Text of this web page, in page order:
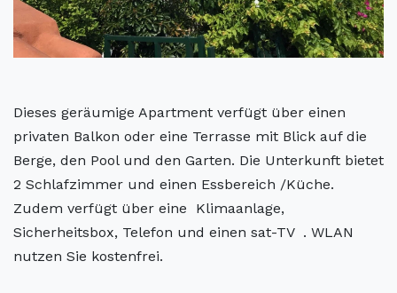
Dieses geräumige Apartment verfügt über einen
privaten Balkon oder eine Terrasse mit Blick auf die
Berge, den Pool und den Garten. Die Unterkunft bietet
2 Schlafzimmer und einen Essbereich /Küche.
Zudem verfügt über eine Klimaanlage,
Sicherheitsbox, Telefon und einen sat-TV . WLAN
nutzen Sie kostenfrei.